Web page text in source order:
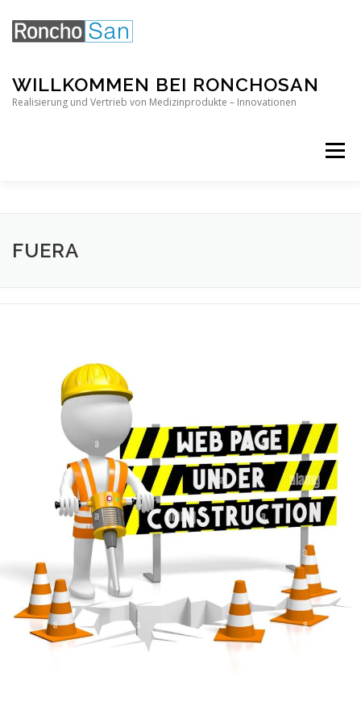
zum
Inhalt
WILLKOMMEN BEI RONCHOSAN
Realisierung und Vertrieb von Medizinprodukte – Innovationen
Menü
FUERA